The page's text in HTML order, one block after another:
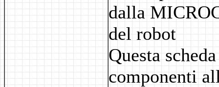
dalla
del robot
Questa
componenti